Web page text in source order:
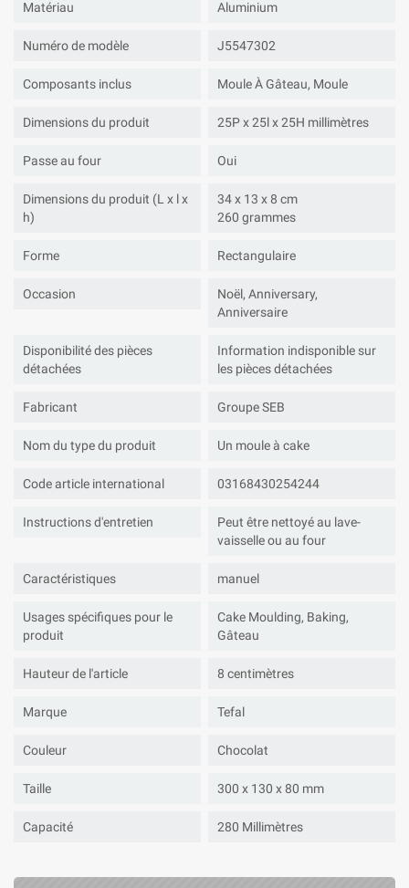
Matériau Aluminium
Numéro de modèle J5547302
Composants inclus Moule À Gâteau, Moule
Dimensions du produit 25P x 25l x 25H millimètres
Passe au four Oui
Dimensions du produit (L x l x
h)
34 x 13 x 8 cm
260 grammes
Forme Rectangulaire
Occasion
Noël, Anniversary,
Anniversaire
Disponibilité des pièces
détachées
Information indisponible sur
les pièces détachées
Fabricant Groupe SEB
Nom du type du produit Un moule à cake
Code article international 03168430254244
Instructions d'entretien
Peut être nettoyé au lave-
vaisselle ou au four
Caractéristiques manuel
Usages spécifiques pour le
produit
Cake Moulding, Baking,
Gâteau
Hauteur de l'article 8 centimètres
Marque Tefal
Couleur Chocolat
Taille 300 x 130 x 80 mm
Capacité 280 Millimètres